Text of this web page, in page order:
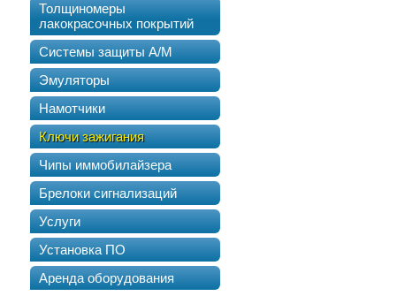
Толщиномеры
лакокрасочных покрытий
Системы защиты А/М
Эмуляторы
Намотчики
Ключи зажигания
Чипы иммобилайзера
Брелоки сигнализаций
Услуги
Установка ПО
Аренда оборудования